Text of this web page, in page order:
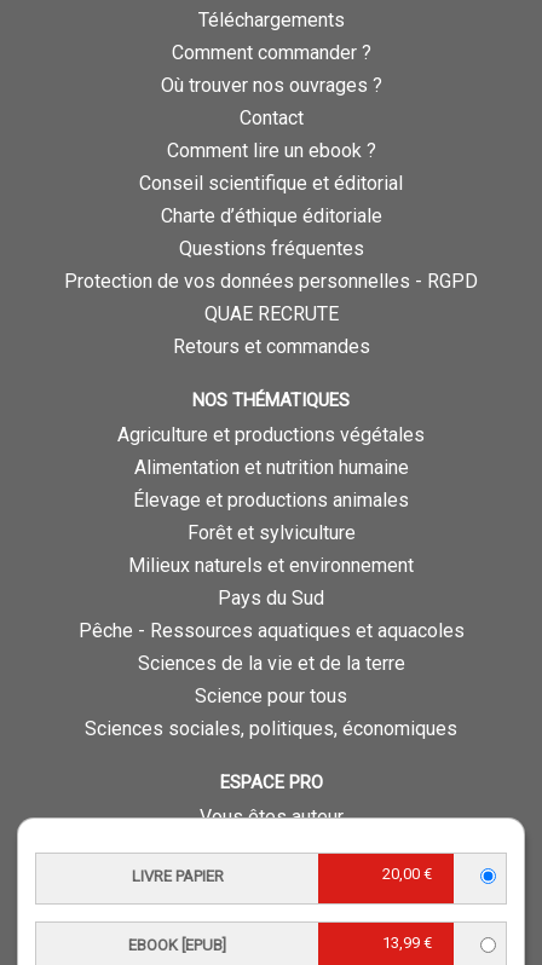
LIVRE PAPIER 20,00 €
EBOOK [EPUB] 13,99 €
Téléchargements
Comment commander ?
Où trouver nos ouvrages ?
Contact
Comment lire un ebook ?
Conseil scientifique et éditorial
Charte d’éthique éditoriale
Questions fréquentes
Protection de vos données personnelles - RGPD
QUAE RECRUTE
Retours et commandes
NOS THÉMATIQUES
Agriculture et productions végétales
Alimentation et nutrition humaine
Élevage et productions animales
Forêt et sylviculture
Milieux naturels et environnement
Pays du Sud
Pêche - Ressources aquatiques et aquacoles
Sciences de la vie et de la terre
Science pour tous
Sciences sociales, politiques, économiques
ESPACE PRO
Vous êtes auteur
Vous êtes journaliste
Vous êtes libraire
Foreign rights